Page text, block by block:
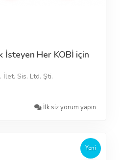
İsteyen Her KOBİ için
İlet. Sis. Ltd. Şti.
İlk siz yorum yapın
Yeni